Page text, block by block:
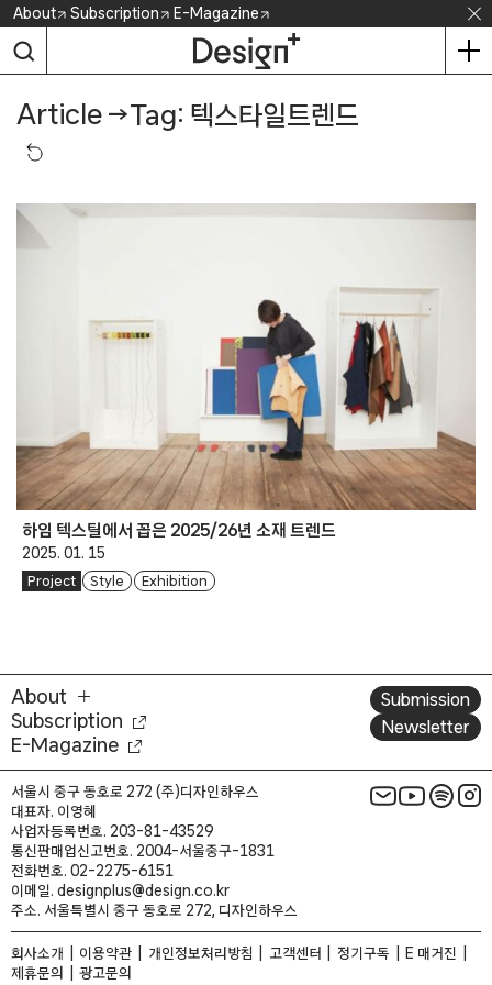
Skip
content
About Subscription E-Magazine
Article →Tag: 텍스타일트렌드
하임 텍스틸에서 꼽은 2025/26년 소재 트렌드
2025. 01. 15
Project Style Exhibition
About
Subscription
E-Magazine
Submission
Newsletter
서울시 중구 동호로 272 (주)디자인하우스
대표자. 이영혜
사업자등록번호. 203-81-43529
통신판매업신고번호. 2004-서울중구-1831
전화번호. 02-2275-6151
이메일. designplus@design.co.kr
주소. 서울특별시 중구 동호로 272, 디자인하우스
회사소개 이용약관 개인정보처리방침 고객센터 정기구독
E 매거진
제휴문의
광고문의